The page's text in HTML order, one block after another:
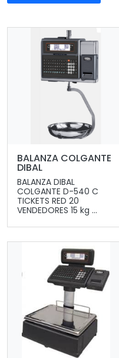
BALANZA COLGANTE
DIBAL
BALANZA DIBAL
COLGANTE D-540 C
TICKETS RED 20
VENDEDORES 15 kg ...